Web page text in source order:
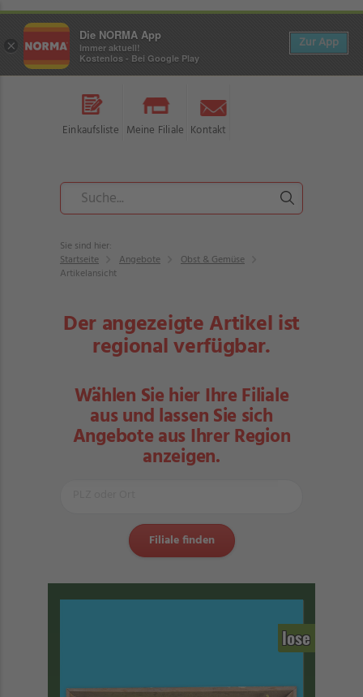
Einkaufsliste Meine Filiale Kontakt
Sie sind hier:
Startseite
Angebote
Obst & Gemüse
Artikelansicht
Der angezeigte Artikel ist
regional verfügbar.
Wählen Sie hier Ihre Filiale
aus und lassen Sie sich
Angebote aus Ihrer Region
anzeigen.
lose
×
Die NORMA App
Immer aktuell!
Kostenlos - Bei Google Play
Zur App